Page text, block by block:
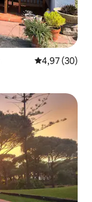
Évaluation
4,97 (30)